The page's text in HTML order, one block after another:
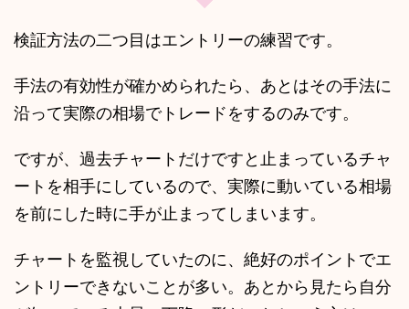
検証方法の二つ目はエントリーの練習です。
手法の有効性が確かめられたら、あとはその手法に
沿って実際の相場でトレードをするのみです。
ですが、過去チャートだけですと止まっているチャ
ートを相手にしているので、実際に動いている相場
を前にした時に手が止まってしまいます。
チャートを監視していたのに、絶好のポイントでエ
ントリーできないことが多い。あとから見たら自分